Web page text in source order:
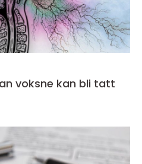
voksne kan bli tatt